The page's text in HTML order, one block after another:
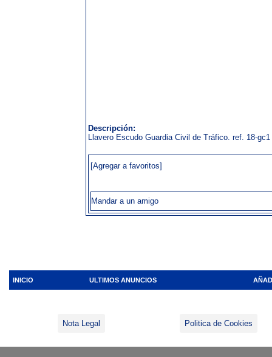
Descripción:
Llavero Escudo Guardia Civil de Tráfico. ref. 18-gc1
[Agregar a favoritos]
Mandar a un amigo
INICIO ULTIMOS ANUNCIOS
Nota Legal Politica de Cookies